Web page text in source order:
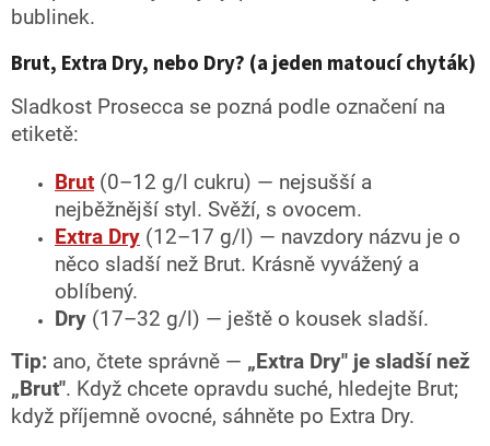
bublinek.
Brut, Extra Dry, nebo Dry? (a jeden matoucí chyták)
Sladkost Prosecca se pozná podle označení na
etiketě:
Brut (0–12 g/l cukru) — nejsušší a
nejběžnější styl. Svěží, s ovocem.
Extra Dry (12–17 g/l) — navzdory názvu je o
něco sladší než Brut. Krásně vyvážený a
oblíbený.
Dry (17–32 g/l) — ještě o kousek sladší.
Tip: ano, čtete správně — „Extra Dry" je sladší než
„Brut". Když chcete opravdu suché, hledejte Brut;
když příjemně ovocné, sáhněte po Extra Dry.